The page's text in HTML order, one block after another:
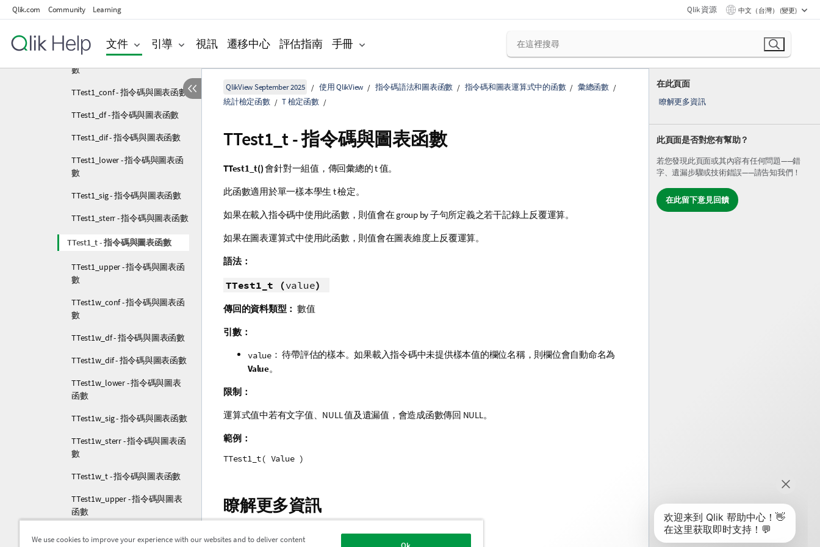
Qlik.com Community Learning Qlik 資源 中文（台灣） (變更)
文件 引導 視訊 遷移中心 評估指南 手冊
數
TTestw_t - 指令碼與圖表函數
TTestw_upper - 指令碼與圖表函
數
TTest1_conf - 指令碼與圖表函數
TTest1_df - 指令碼與圖表函數
TTest1_dif - 指令碼與圖表函數
TTest1_lower - 指令碼與圖表函
數
TTest1_sig - 指令碼與圖表函數
TTest1_sterr - 指令碼與圖表函數
TTest1_t - 指令碼與圖表函數
TTest1_upper - 指令碼與圖表函
數
TTest1w_conf - 指令碼與圖表函
數
TTest1w_df - 指令碼與圖表函數
TTest1w_dif - 指令碼與圖表函數
TTest1w_lower - 指令碼與圖表
函數
TTest1w_sig - 指令碼與圖表函數
TTest1w_sterr - 指令碼與圖表函
數
TTest1w_t - 指令碼與圖表函數
TTest1w_upper - 指令碼與圖表
函數
Z 檢定函數
在此頁面
瞭解更多資訊
此頁面是否對您有幫助？
若您發現此頁面或其內容有任何問題——錯
字、遺漏步驟或技術錯誤——請告知我們！
在此留下意見回饋
QlikView September 2025 使用 QlikView 指令碼語法和圖表函數 指令碼和圖表運算式中的函數
彙總函數
統計檢定函數
T 檢定函數
TTest1_t- 指令碼與圖表函數
TTest1_t()會針對一組值，傳回彙總的 t 值。
此函數適用於單一樣本學生 t 檢定。
如果在載入指令碼中使用此函數，則值會在 group by 子句所定義之若干記錄上反覆運算。
如果在圖表運算式中使用此函數，則值會在圖表維度上反覆運算。
語法：
TTest1_t (value)
傳回的資料類型： 數值
引數：
value： 待帶評估的樣本。如果載入指令碼中未提供樣本值的欄位名稱，則欄位會自動命名為
Value。
限制：
運算式值中若有文字值、 NULL值及遺漏值，會造成函數傳回 NULL。
範例：
TTest1_t( Value )
瞭解更多資訊
We use cookies to improve your experience with our websites and to deliver content